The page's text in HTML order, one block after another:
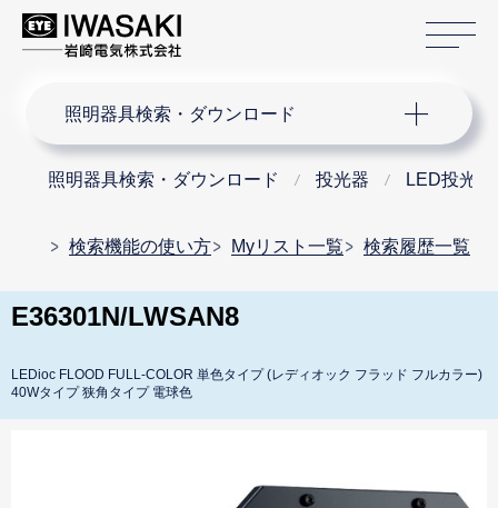
照明器具検索・ダウンロード
照明器具検索・ダウンロード 投光器 LED投光器
検索機能の使い方 Myリスト一覧 検索履歴一覧
E36301N/LWSAN8
LEDioc FLOOD FULL-COLOR 単色タイプ (レディオック フラッド フルカラー)
40Wタイプ 狭角タイプ 電球色